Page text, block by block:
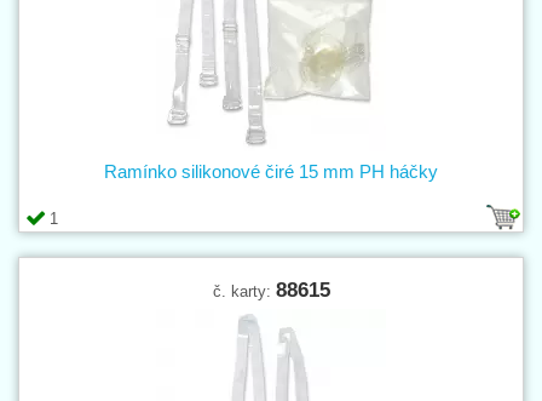
1
Ramínko silikonové čiré 15 mm PH háčky
č. karty: 88615